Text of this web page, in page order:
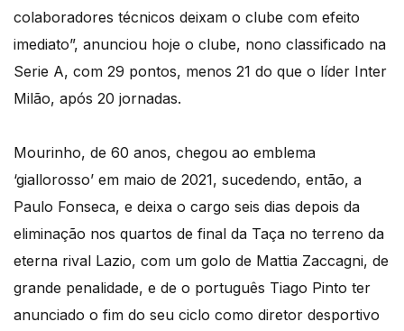
colaboradores técnicos deixam o clube com efeito
imediato”, anunciou hoje o clube, nono classificado na
Serie A, com 29 pontos, menos 21 do que o líder Inter
Milão, após 20 jornadas.
Mourinho, de 60 anos, chegou ao emblema
‘giallorosso’ em maio de 2021, sucedendo, então, a
Paulo Fonseca, e deixa o cargo seis dias depois da
eliminação nos quartos de final da Taça no terreno da
eterna rival Lazio, com um golo de Mattia Zaccagni, de
grande penalidade, e de o português Tiago Pinto ter
anunciado o fim do seu ciclo como diretor desportivo